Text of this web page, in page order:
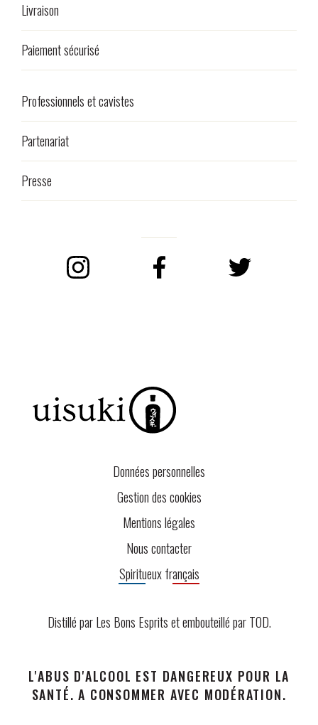
Livraison
Paiement sécurisé
Professionnels et cavistes
Partenariat
Presse
Données personnelles
Gestion des cookies
Mentions légales
Nous contacter
Spiritueux français
Distillé par Les Bons Esprits et embouteillé parTOD.
L'ABUS D'ALCOOL EST DANGEREUX POUR LA
SANTÉ. A CONSOMMER AVEC MODÉRATION.